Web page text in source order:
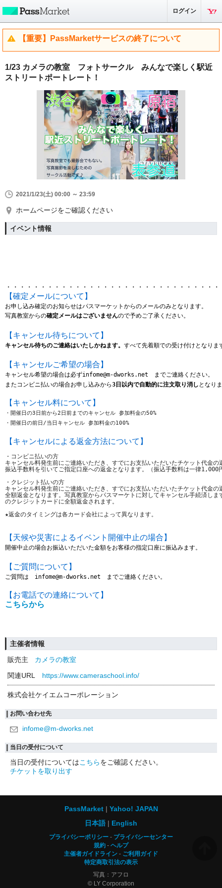
ログイン
【重要】PassMarketサービスの終了について
1/23 カメラの教室 フォトサークル ​みんなで楽しく駅近
ストリートポートレート！
2021/1/23(土) 00:00 ～ 23:59
ホームページをご確認ください
イベント情報
・・・・・・・・・・・・・・・・・・・・・・・・・・・・・・・
【確定メールについて】
お申し込み確定のお知らせはパスマーケットからのメールのみとなります。
写真教室からの確定メールはございませんので予めご了承ください。
【キャンセル待ちについて】
キャンセル待ちのご連絡はいたしかねます。 すべて先着順での受け付けとなりま
【キャンセルご希望の場合】
キャンセル希望の場合は必ずinfome@m-dworks.net　までご連絡ください。
またコンビニ払いの場合お申し込みから3日以内で自動的に注文取り消し となり
【キャンセル料について】
・開催日の3日前から2日前までのキャンセル 参加料金の50%
・開催日の前日/当日キャンセル 参加料金の100%
【キャンセルによる返金方法について】
・コンビニ払いの方
キャンセル料発生前にご連絡いただき、すでにお支払いただいたチケット代金の
振込手数料を引いてご指定口座への返金となります。（振込手数料は一律1,000
・クレジット払いの方
キャンセル料発生前にご連絡いただき、すでにお支払いただいたチケット代金の
全額返金となります。写真教室からパスマーケトに対してキャンセル手続済しま
のクレジットカードに全額返金されます。
★返金のタイミングは各カード会社によって異なります。
【天候や災害によるイベント開催中止の場合】
開催中止の場合お振込いただいた金額をお客様の指定口座に振込みます。
【ご質問について】
ご質問は　infome@m-dworks.net　までご連絡ください。
【お電話での連絡について】
こちらから
主催者情報
販売主
カメラの教室
関連URL
https://www.cameraschool.info/
株式会社ケイエムコーポレーション
お問い合わせ先
infome@m-dworks.net
当日の受付について
当日の受付についてはこちらをご確認ください。
チケットを取り出す
PassMarket
Yahoo! JAPAN
日本語
English
プライバシーポリシー
プライバシーセンター
規約
ヘルプ
主催者ガイドライン
ご利用ガイド
特定商取引法の表示
写真：アフロ
© LY Corporation